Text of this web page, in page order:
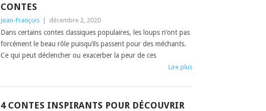
CONTES
Jean-François décembre 2, 2020
Dans certains contes classiques populaires, les loups n’ont pas
forcément le beau rôle puisqu’ils passent pour des méchants.
Ce qui peut déclencher ou exacerber la peur de ces
Lire plus
4 CONTES INSPIRANTS POUR DÉCOUVRIR